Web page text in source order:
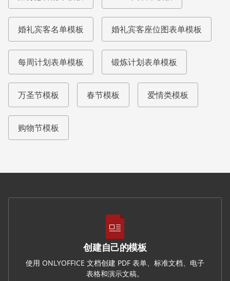
婚礼宾客名单模板 婚礼宾客座位图表单模板
每周计划表单模板 锻炼计划表单模板
万圣节模板 春节模板 爱情类模板
购物节模板
创建自己的模板
使用 ONLYOFFICE 文档创建 PDF 表单、标准文档、电子
表格和演示文稿。